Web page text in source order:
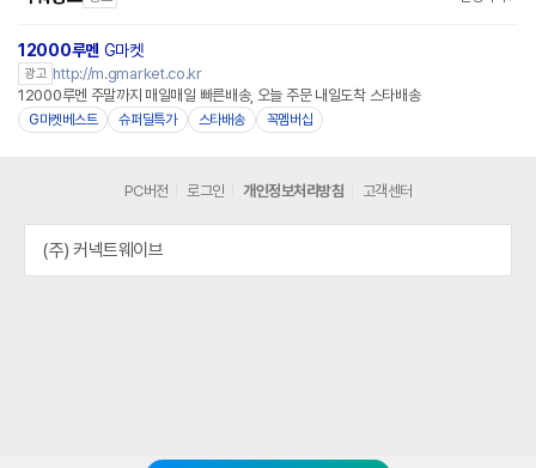
12000루멘 G마켓
광고 http://m.gmarket.co.kr
12000루멘 주말까지 매일매일 빠른배송, 오늘 주문 내일도착 스타배송
G마켓베스트 슈퍼딜특가 스타배송 꼭멤버십
PC버전 로그인 개인정보처리방침 고객센터
(주) 커넥트웨이브